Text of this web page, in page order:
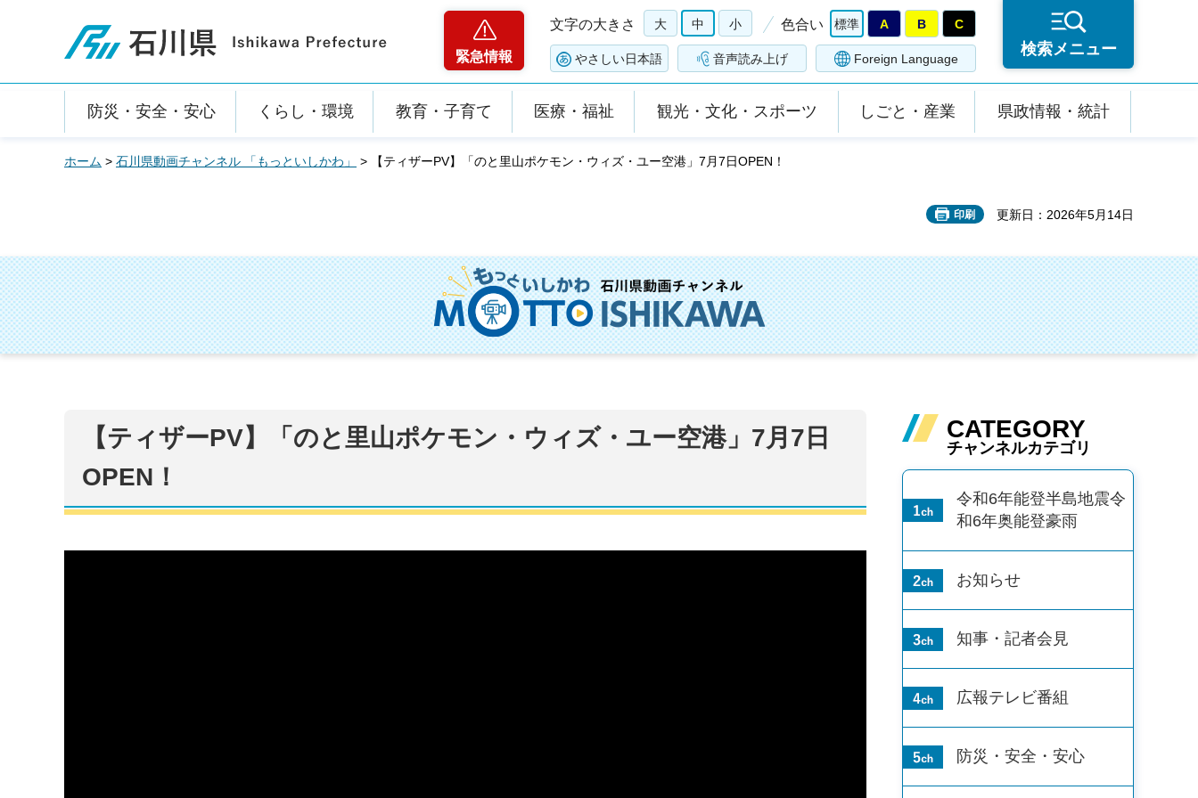
石川県
緊急情報
文字の大きさ 大 中 小 色合い 標準 A B C
やさしい日本語 音声読み上げ Foreign Language
検索メニュー
防災・安全・安心 くらし・環境 教育・子育て 医療・福祉 観光・文化・スポーツ しごと・産業 県政情報・統計
ホーム > 石川県動画チャンネル 「もっといしかわ」 > 【ティザーPV】「のと里山ポケモン・ウィズ・ユー空港」7月7日OPEN！
印刷 更新日：2026年5月14日
【ティザーPV】「のと里山ポケモン・ウィズ・ユー空港」7月7日
OPEN！
CATEGORY
チャンネルカテゴリ
令和6年能登半島地震令
和6年奥能登豪雨
お知らせ
知事・記者会見
広報テレビ番組
防災・安全・安心